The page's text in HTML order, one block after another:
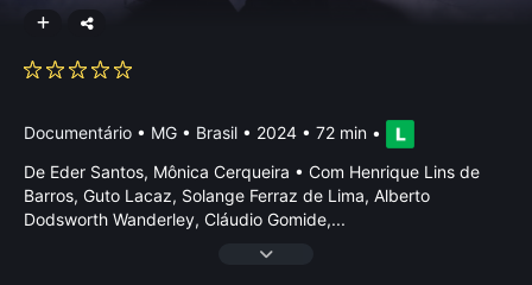
Documentário • MG • Brasil • 2024 • 72 min •
De Eder Santos, Mônica Cerqueira • Com Henrique Lins de
Barros, Guto Lacaz, Solange Ferraz de Lima, Alberto
Dodsworth Wanderley, Cláudio Gomide,...